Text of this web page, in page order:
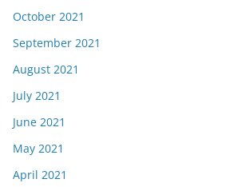
October 2021
September 2021
August 2021
July 2021
June 2021
May 2021
April 2021